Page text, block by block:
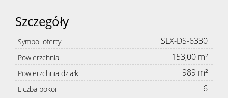
Szczegóły
Symbol oferty SLX-DS-6330
Powierzchnia 153,00 m²
Powierzchnia działki 989 m²
Liczba pokoi 6